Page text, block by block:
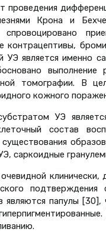
проведения
Крона и
контрацептивы,
УЭ является именно
томографии. В
кожного
УЭ
состав
саркоидные
являются папулы